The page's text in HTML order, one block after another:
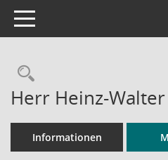
Toggle navigation
Rechercheauswahl
Herr Heinz-
Informationen